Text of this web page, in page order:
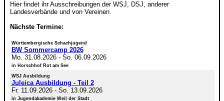
Hier findet ihr Ausschreibungen der WSJ, DSJ, anderer
Landesverbände und von Vereinen.
Nächste Termine:
Württembergische Schachjugend
BW Sommercamp 2026
Mo. 31.08.2026- So. 06.09.2026
in Horschhof Rot am See
WSJ Ausbildung
Juleica Ausbildung - Teil 2
Fr. 11.09.2026- So. 13.09.2026
in Jugendakademie Weil der Stadt